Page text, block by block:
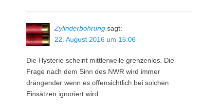
Zylinderbohrung sagt:
22. August 2016 um 15:06
Die Hysterie scheint mittlerweile grenzenlos. Die
Frage nach dem Sinn des NWR wird immer
drängender wenn es offensichtlich bei solchen
Einsätzen ignoriert wird.